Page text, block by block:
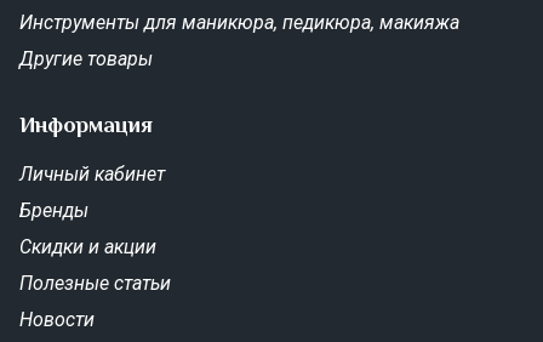
Инструменты для маникюра, педикюра, макияжа
Другие товары
Информация
Личный кабинет
Бренды
Скидки и акции
Полезные статьи
Новости